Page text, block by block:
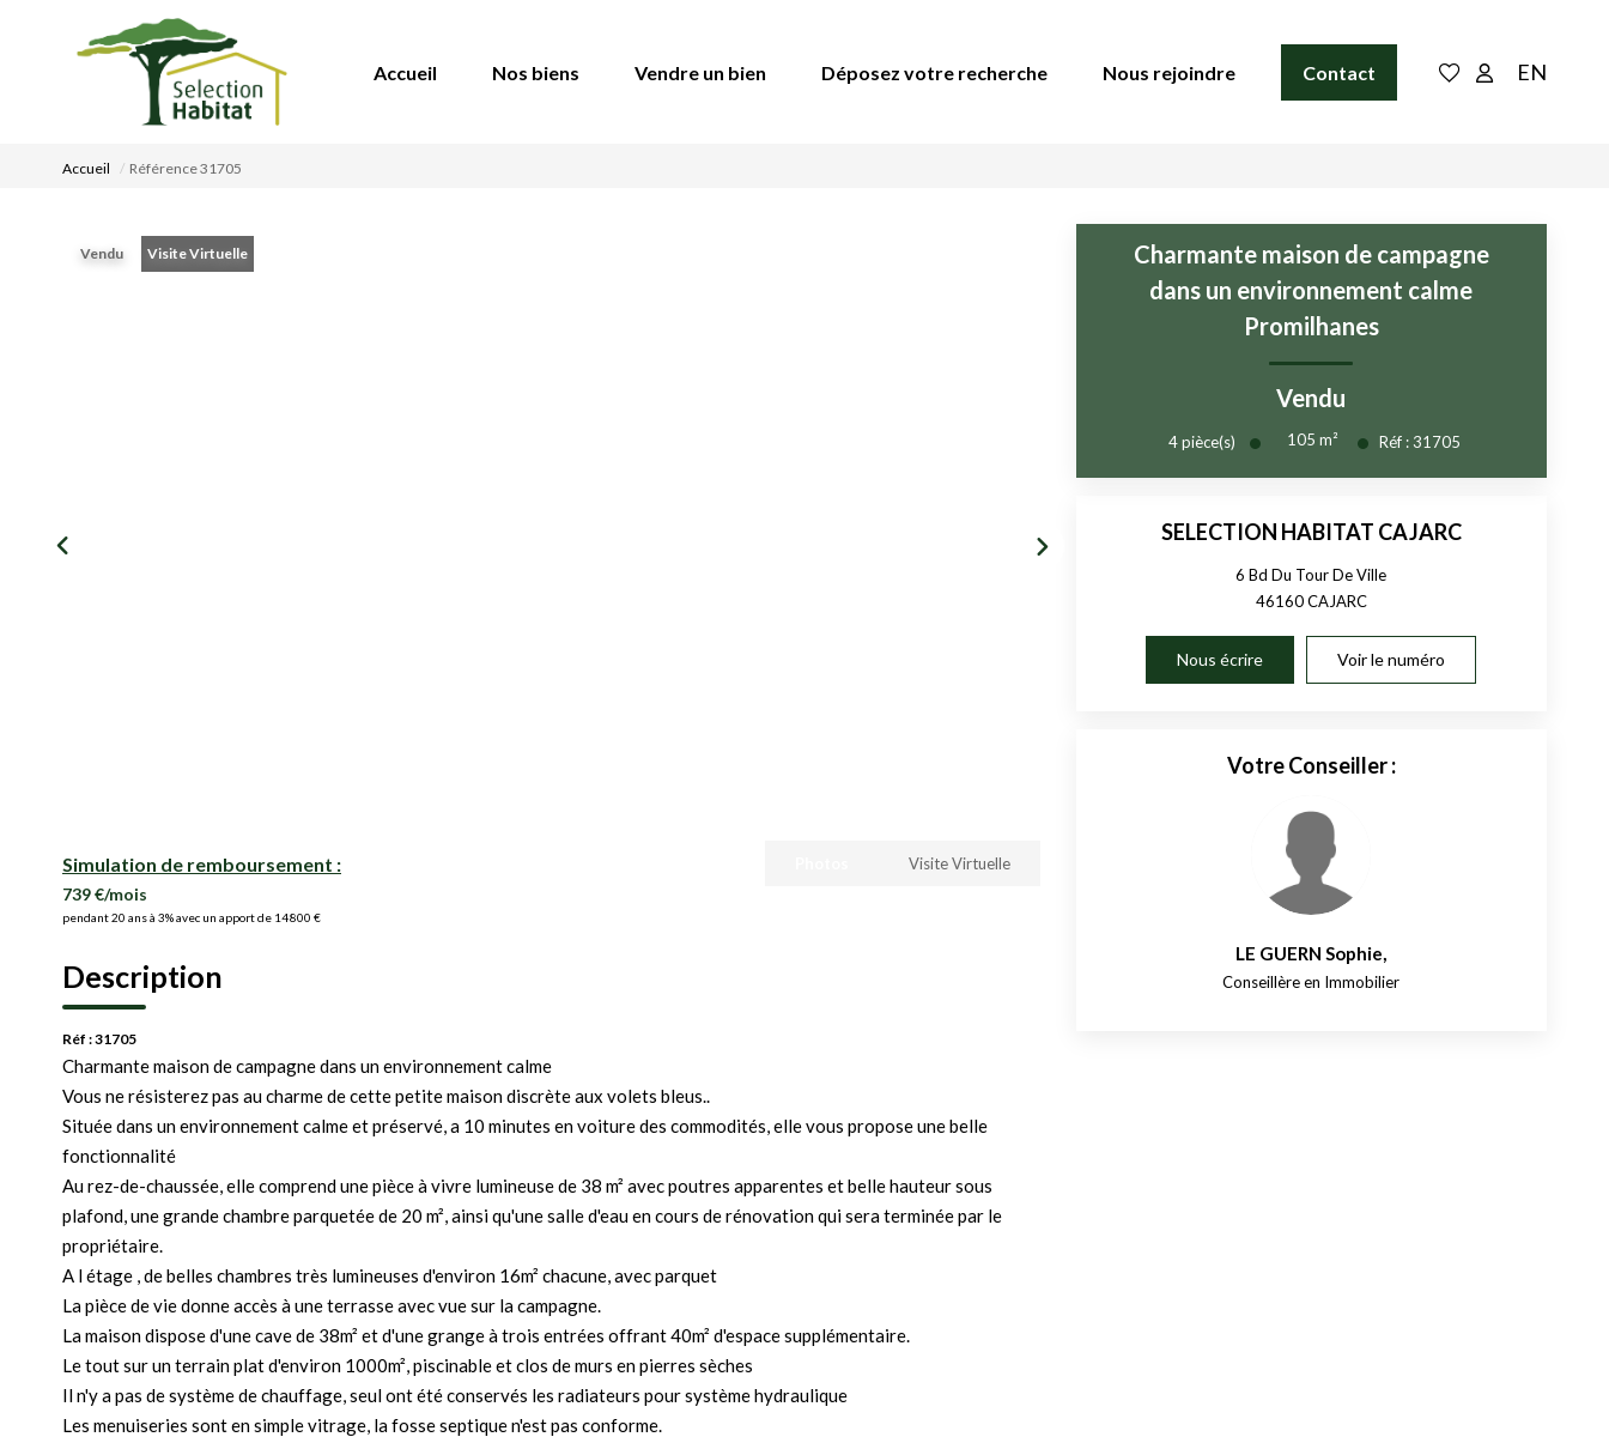
Accueil Nos biens Vendre un bien Déposez votre recherche Nous rejoindre Contact EN
Accueil Référence 31705
Vendu Visite Virtuelle
Simulation de remboursement :
739 €/mois
pendant 20 ans à 3% avec un apport de 14 800 €
Visite Virtuelle
Description
Réf : 31705
Charmante maison de campagne dans un environnement calme
Vous ne résisterez pas au charme de cette petite maison discrète aux volets bleus..
Située dans un environnement calme et préservé, a 10 minutes en voiture des commodités, elle vous propose une belle
fonctionnalité
Au rez-de-chaussée, elle comprend une pièce à vivre lumineuse de 38 m² avec poutres apparentes et belle hauteur sous
plafond, une grande chambre parquetée de 20 m², ainsi qu'une salle d'eau en cours de rénovation qui sera terminée par le
propriétaire.
A l étage , de belles chambres très lumineuses d'environ 16m² chacune, avec parquet
La pièce de vie donne accès à une terrasse avec vue sur la campagne.
La maison dispose d'une cave de 38m² et d'une grange à trois entrées offrant 40m² d'espace supplémentaire.
Le tout sur un terrain plat d'environ 1000m², piscinable et clos de murs en pierres sèches
Il n'y a pas de système de chauffage, seul ont été conservés les radiateurs pour système hydraulique
Les menuiseries sont en simple vitrage, la fosse septique n'est pas conforme.
Charmante maison de campagne
dans un environnement calme
Promilhanes
Vendu
4pièce(s) 105m² Réf : 31705
SELECTION HABITAT CAJARC
6 Bd Du Tour De Ville
46160CAJARC
Nous écrire Voir le numéro
Votre Conseiller :
LE GUERN Sophie,
Conseillère en Immobilier